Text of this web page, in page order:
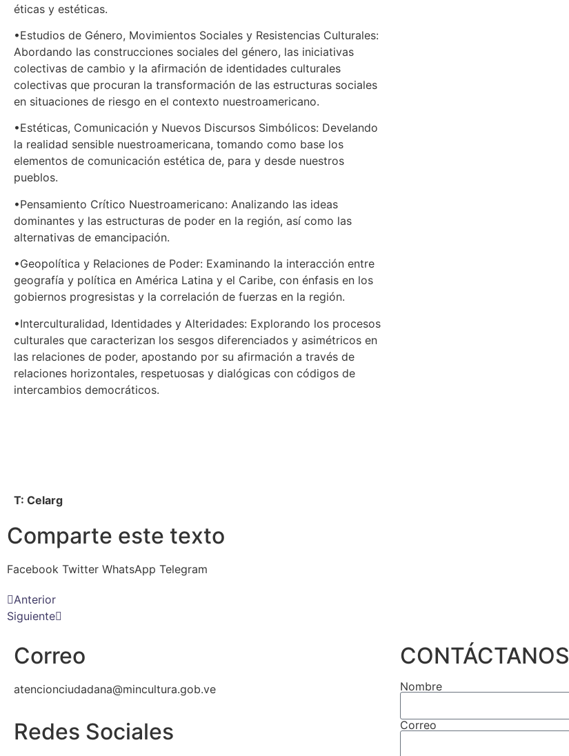
éticas y estéticas.
•Estudios de Género, Movimientos Sociales y Resistencias Culturales:
Abordando las construcciones sociales del género, las iniciativas
colectivas de cambio y la afirmación de identidades culturales
colectivas que procuran la transformación de las estructuras sociales
en situaciones de riesgo en el contexto nuestroamericano.
•Estéticas, Comunicación y Nuevos Discursos Simbólicos: Develando
la realidad sensible nuestroamericana, tomando como base los
elementos de comunicación estética de, para y desde nuestros
pueblos.
•Pensamiento Crítico Nuestroamericano: Analizando las ideas
dominantes y las estructuras de poder en la región, así como las
alternativas de emancipación.
•Geopolítica y Relaciones de Poder: Examinando la interacción entre
geografía y política en América Latina y el Caribe, con énfasis en los
gobiernos progresistas y la correlación de fuerzas en la región.
•Interculturalidad, Identidades y Alteridades: Explorando los procesos
culturales que caracterizan los sesgos diferenciados y asimétricos en
las relaciones de poder, apostando por su afirmación a través de
relaciones horizontales, respetuosas y dialógicas con códigos de
intercambios democráticos.
T: Celarg
Comparte este texto
Facebook Twitter WhatsApp Telegram
Anterior
Siguiente
Correo
atencionciudadana@mincultura.gob.ve
Redes Sociales
CONTÁCTANOS
Nombre
Correo